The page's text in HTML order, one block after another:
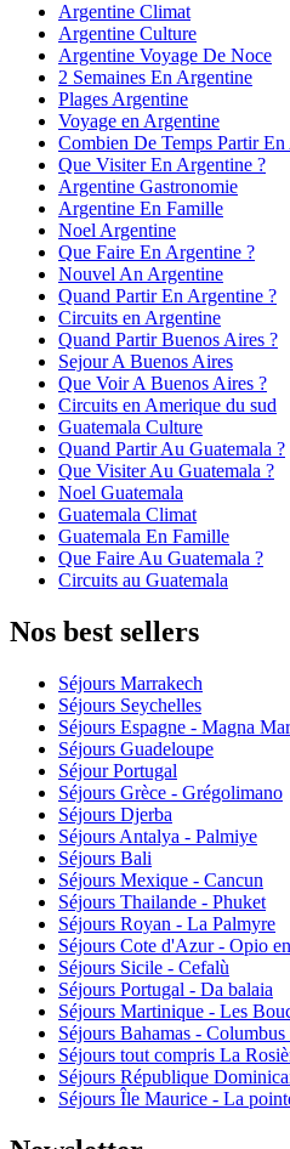
Argentine Climat
Argentine Culture
Argentine Voyage De Noce
2 Semaines En Argentine
Plages Argentine
Voyage en Argentine
Combien De Temps Partir
Que Visiter En Argentine ?
Argentine Gastronomie
Argentine En Famille
Noel Argentine
Que Faire En Argentine ?
Nouvel An Argentine
Quand Partir En Argentine ?
Circuits en Argentine
Quand Partir Buenos Aires ?
Sejour A Buenos Aires
Que Voir A Buenos Aires ?
Circuits en Amerique du sud
Guatemala Culture
Quand Partir Au Guatemala ?
Que Visiter Au Guatemala ?
Noel Guatemala
Guatemala Climat
Guatemala En Famille
Que Faire Au Guatemala ?
Circuits au Guatemala
Nos best sellers
Séjours Marrakech
Séjours Seychelles
Séjours Espagne - Magna
Séjours Guadeloupe
Séjour Portugal
Séjours Grèce - Grégolimano
Séjours Djerba
Séjours Antalya - Palmiye
Séjours Bali
Séjours Mexique - Cancun
Séjours Thailande - Phuket
Séjours Royan - La Palmyre
Séjours Cote d'Azur - Opio
Séjours Sicile - Cefalù
Séjours Portugal - Da balaia
Séjours Martinique - Les
Séjours Bahamas - Columbus
Séjours tout compris La
Séjours République
Séjours Île Maurice - La